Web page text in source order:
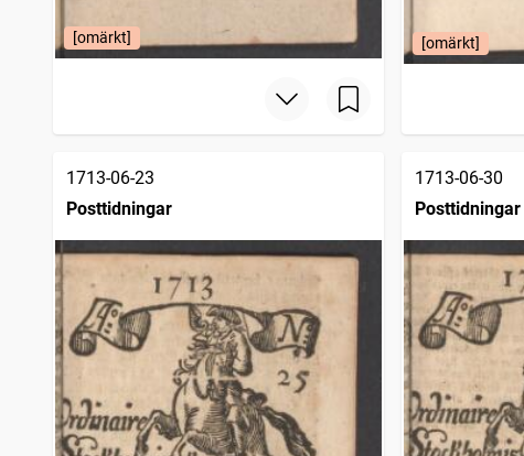
[omärkt] [omärkt]
1713-06-23
Posttidningar
1713-06-30
Posttidningar